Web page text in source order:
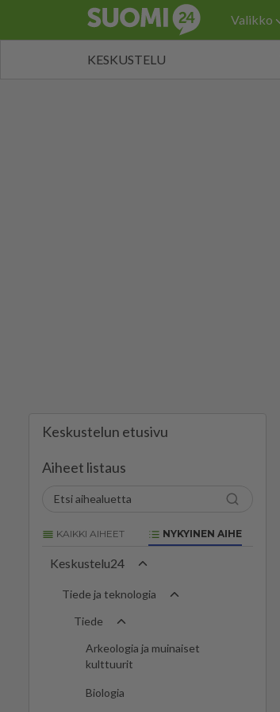
Valikko
KESKUSTELU
Keskustelun etusivu
Aiheet listaus
KAIKKI AIHEET NYKYINEN AIHE
Keskustelu24
Tiede ja teknologia
Tiede
Arkeologia ja muinaiset
kulttuurit
Biologia